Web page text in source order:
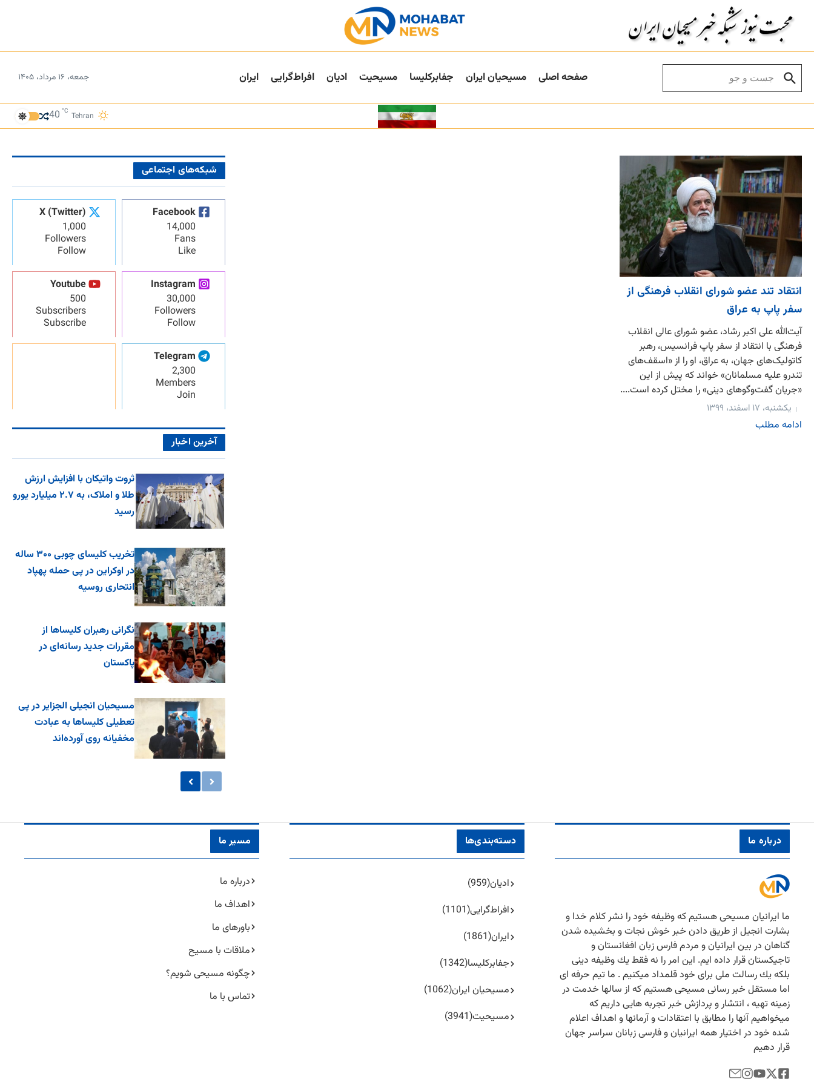
صفحه اصلی مسیحیان ایران جفا‌بر‌کلیسا مسیحیت ادیان افراط‌گرایی ایران جمعه، ۱۶ مرداد، ۱۴۰۵
Tehran
40 °C
انتقاد تند عضو شورای انقلاب فرهنگی از
سفر پاپ به عراق
آیت‌الله علی اکبر رشاد، عضو شورای عالی انقلاب
فرهنگی با انتقاد از سفر پاپ فرانسیس، رهبر
کاتولیک‌های جهان، به عراق، او را از «اسقف‌های
تندرو علیه مسلمانان» خواند که پیش از این
«جریان گفت‌وگوهای دینی» را مختل کرده است....
یکشنبه، ۱۷ اسفند، ۱۳۹۹
ادامه مطلب
شبکه‌های اجتماعی
Facebook
14,000
Fans
Like
X (Twitter)
1,000
Followers
Follow
Instagram
30,000
Followers
Follow
Youtube
500
Subscribers
Subscribe
Telegram
2,300
Members
Join
آخرین اخبار
ثروت واتیکان با افزایش ارزش
طلا و املاک، به ۲.۷ میلیارد یورو
رسید
تخریب کلیسای چوبی ۳۰۰ ساله
در اوکراین در پی حمله پهپاد
انتحاری روسیه
نگرانی رهبران کلیساها از
مقررات جدید رسانه‌ای در
پاکستان
مسیحیان انجیلی الجزایر در پی
تعطیلی کلیساها به عبادت
مخفیانه روی آورده‌اند
درباره ما
ما ایرانیان مسیحی هستیم كه وظیفه خود را نشر كلام خدا و
بشارت انجیل از طریق دادن خبر خوش نجات و بخشیده شدن
گناهان در بین ایرانیان و مردم فارس زبان افغانستان و
تاجیكستان قرار داده ایم. این امر را نه فقط یك وظیفه دینی
بلكه یك رسالت ملی برای خود قلمداد میكنیم . ما تیم حرفه ای
اما مستقل خبر رسانی مسیحی هستیم كه از سالها خدمت در
زمینه تهیه ، انتشار و پردازش خبر تجربه هایی داریم كه
میخواهیم آنها را مطابق با اعتقادات و آرمانها و اهداف اعلام
شده خود در اختیار همه ایرانیان و فارسی زبانان سراسر جهان
قرار دهیم
دسته‌بندی‌ها
ادیان(959)
افراط‌گرایی(1101)
ایران(1861)
جفا‌بر‌کلیسا(1342)
مسیحیان ایران(1062)
مسیحیت(3941)
مسیر ما
درباره ما
اهداف ما
باورهای ما
ملاقات با مسیح
چگونه مسیحی شویم؟
تماس با ما